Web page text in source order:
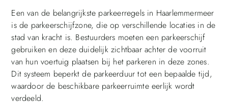
Een van de belangrijkste parkeerregels in Haarlemmermeer
is de parkeerschijfzone, die op verschillende locaties in de
stad van kracht is. Bestuurders moeten een parkeerschijf
gebruiken en deze duidelijk zichtbaar achter de voorruit
van hun voertuig plaatsen bij het parkeren in deze zones.
Dit systeem beperkt de parkeerduur tot een bepaalde tijd,
waardoor de beschikbare parkeerruimte eerlijk wordt
verdeeld.